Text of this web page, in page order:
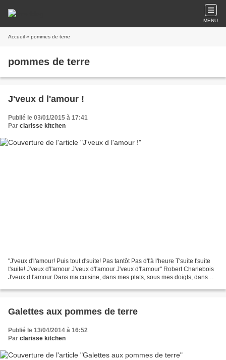
MENU
Accueil » pommes de terre
pommes de terre
J'veux d l'amour !
Publié le 03/01/2015 à 17:41
Par clarisse kitchen
"J'veux d'l'amour! Puis tout d'suite! Pas tantôt Pas d't'à l'heure T'suite t'suite
t'suite! J'veux d'l'amour J'veux d'l'amour J'veux d'l'amour" Robert Charlebois
J'veux d l'amour Dans ma cuisine, dans mes plats, sous mes doigts, dans
Galettes aux pommes de terre
Publié le 13/04/2014 à 16:52
Par clarisse kitchen